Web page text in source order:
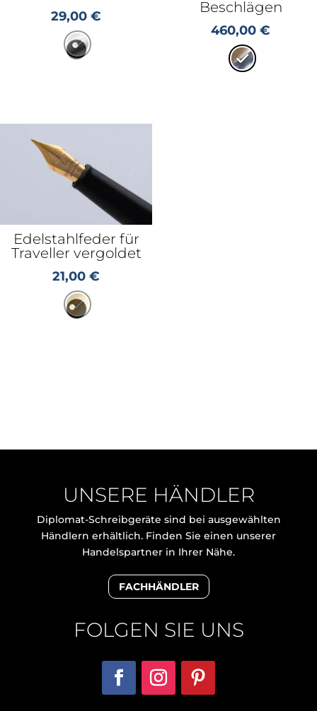
29,00€
Beschlägen
460,00€
Edelstahlfeder für
Traveller vergoldet
21,00€
UNSERE HÄNDLER
Diplomat-Schreibgeräte sind bei ausgewählten
Händlern erhältlich. Finden Sie einen unserer
Handelspartner in Ihrer Nähe.
FACHHÄNDLER
FOLGEN SIE UNS